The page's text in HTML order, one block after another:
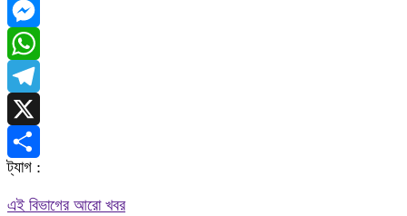
Facebook
Messenger
WhatsApp
Telegram
X
Share
ট্যাগ :
এই বিভাগের আরো খবর